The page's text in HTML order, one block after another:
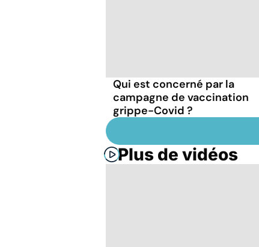
Qui est concerné par la
campagne de vaccination
grippe-Covid ?
Plus de vidéos